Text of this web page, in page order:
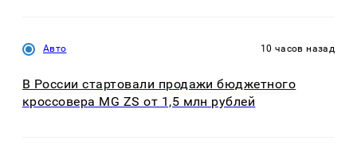
Авто 10 часов назад
В России стартовали продажи бюджетного
кроссовера MG ZS от 1,5 млн рублей